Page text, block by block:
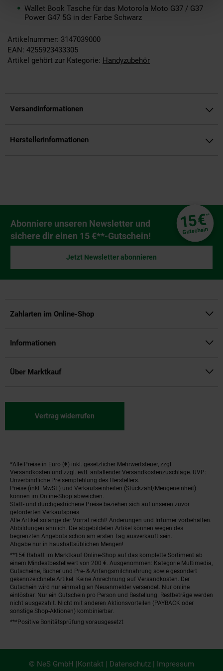
Wallet Book Tasche für das Motorola Moto G37 / G37
Power G47 5G in der Farbe Schwarz
Artikelnummer: 3147039000
EAN: 4255923433305
Artikel gehört zur Kategorie: Handyzubehör
Versandinformationen
Herstellerinformationen
Newsletter Anmeldung
Abonniere unseren Newsletter und
sichere dir einen 15 €**-Gutschein!
15€**
Gutschein
Jetzt Newsletter abonnieren
Zahlarten im Online-Shop
Informationen
Über Marktkauf
Vertrag widerrufen
Fußnoten
*Alle Preise in Euro (€) inkl. gesetzlicher Mehrwertsteuer, zzgl.
Versandkosten und zzgl. evtl. anfallender Versandkostenzuschläge. UVP:
Unverbindliche Preisempfehlung des Herstellers.
Preise (inkl. MwSt.) und Verkaufseinheiten (Stückzahl/Mengeneinheit)
können im Online-Shop abweichen.
Statt- und durchgestrichene Preise beziehen sich auf unseren zuvor
geforderten Verkaufspreis.
Alle Artikel solange der Vorrat reicht! Änderungen und Irrtümer vorbehalten.
Abbildungen ähnlich. Die abgebildeten Artikel können wegen des
begrenzten Angebots schon am ersten Tag ausverkauft sein.
Abgabe nur in haushaltsüblichen Mengen!
**15€ Rabatt im Marktkauf Online-Shop auf das komplette Sortiment ab
einem Mindestbestellwert von 200 €. Ausgenommen: Kategorie Multimedia,
Gutscheine, Bücher und Pre- & Anfangsmilchnahrung sowie gesondert
gekennzeichnete Artikel. Keine Anrechnung auf Versandkosten. Der
Gutschein wird nur einmalig an Neuanmelder versendet. Nur online
einlösbar. Nur ein Gutschein pro Person und Bestellung. Restbeträge werden
nicht ausgezahlt. Nicht mit anderen Aktionsvorteilen (PAYBACK oder
sonstige Shop-Aktionen) kombinierbar.
***Positive Bonitätsprüfung vorausgesetzt
© NeS GmbH |Kontakt | Datenschutz | Impressum